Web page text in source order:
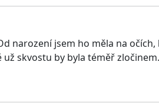
narození jsem ho měla na očích,
skvostu by byla téměř zločinem.